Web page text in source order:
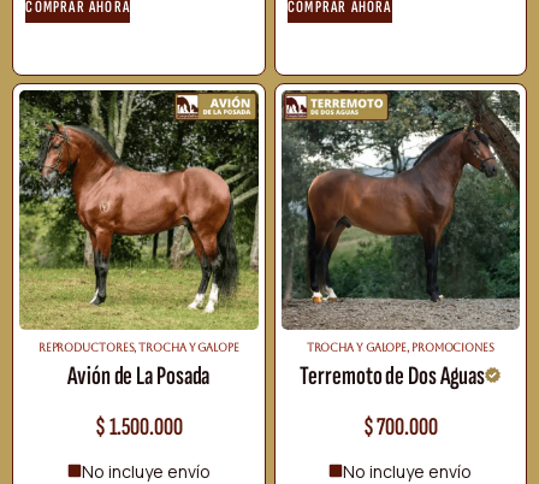
COMPRAR AHORA COMPRAR AHORA
REPRODUCTORES,TROCHA Y GALOPE
Avión de La Posada
$1.500.000
No incluye envío
TROCHA Y GALOPE, PROMOCIONES
Terremoto de Dos Aguas
$700.000
No incluye envío